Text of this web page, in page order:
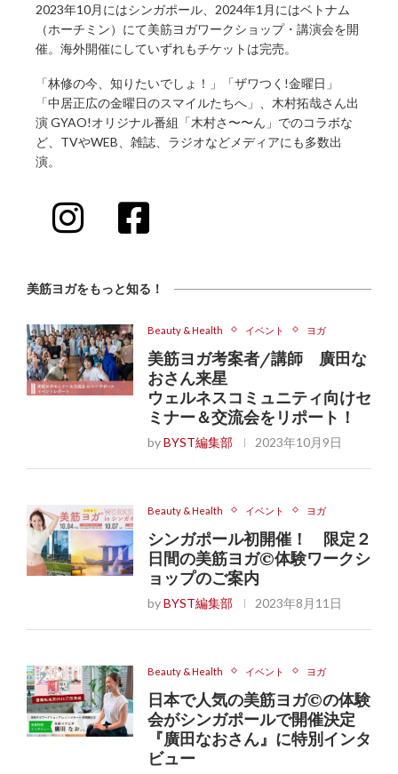
2023年10月にはシンガポール、2024年1月にはベトナム
（ホーチミン）にて美筋ヨガワークショップ・講演会を開
催。海外開催にしていずれもチケットは完売。
「林修の今、知りたいでしょ！」「ザワつく!金曜日」
「中居正広の金曜日のスマイルたちへ」、木村拓哉さん出
演 GYAO!オリジナル番組「木村さ〜〜ん」でのコラボな
ど、TVやWEB、雑誌、ラジオなどメディアにも多数出
演。
美筋ヨガをもっと知る！
Beauty & Health イベント ヨガ
美筋ヨガ考案者/講師 廣田な
おさん来星
ウェルネスコミュニティ向けセ
ミナー＆交流会をリポート！
byBYST編集部 2023年10月9日
Beauty & Health イベント ヨガ
シンガポール初開催！ 限定２
日間の美筋ヨガ©体験ワークシ
ョップのご案内
byBYST編集部 2023年8月11日
Beauty & Health イベント ヨガ
日本で人気の美筋ヨガ©の体験
会がシンガポールで開催決定
『廣田なおさん』に特別インタ
ビュー